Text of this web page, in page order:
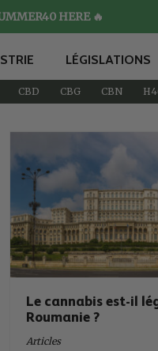
HERE 🔥
LÉGISLATIONS
CBD CBG CBN
Le cannabis est-il
Roumanie ?
Articles